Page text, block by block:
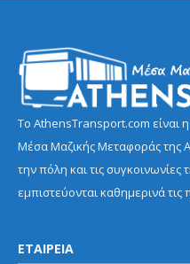
Το AthensTransport.com είναι
Μέσα Μαζικής Μεταφοράς της
την πόλη και τις συγκοινωνίες
εμπιστεύονται καθημερινά
ΕΤΑΙΡΕΙΑ